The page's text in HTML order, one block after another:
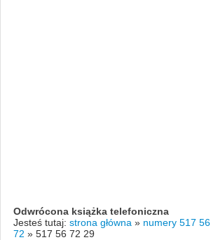
Odwrócona książka telefoniczna
Jesteś tutaj: strona główna » numery 517 56
72 » 517 56 72 29